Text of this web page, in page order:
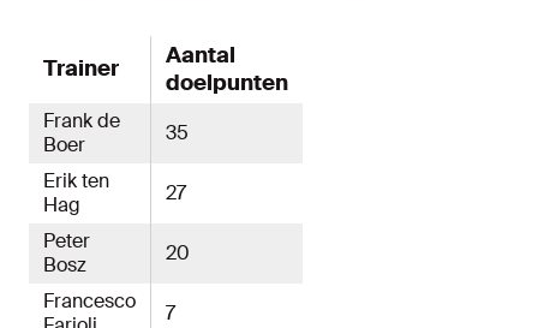
Trainer
Aantal
doelpunten
Frank de
Boer
35
Erik ten
Hag
27
Peter
Bosz
20
Francesco
7